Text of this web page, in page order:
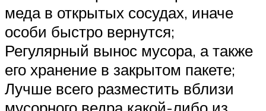
меда в открытых сосудах, иначе
особи быстро вернутся;
Регулярный вынос мусора, а также
его хранение в закрытом пакете;
Лучше всего разместить вблизи